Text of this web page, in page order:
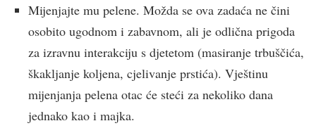
Mijenjajte mu pelene. Možda se ova zadaća ne čini
osobito ugodnom i zabavnom, ali je odlična prigoda
za izravnu interakciju s djetetom (masiranje trbuščića,
škakljanje koljena, cjelivanje prstića). Vještinu
mijenjanja pelena otac će steći za nekoliko dana
jednako kao i majka.